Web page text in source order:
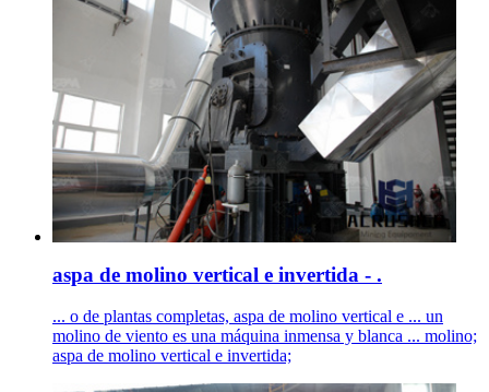
aspa de molino vertical e invertida - .
... o de plantas completas, aspa de molino vertical e ... un
molino de viento es una máquina inmensa y blanca ... molino;
aspa de molino vertical e invertida;